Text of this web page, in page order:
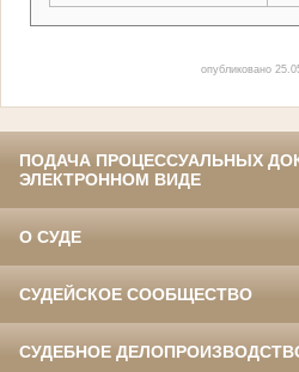
опубликовано
ПОДАЧА ПРОЦЕССУАЛЬНЫХ
ЭЛЕКТРОННОМ ВИДЕ
О СУДЕ
СУДЕЙСКОЕ СООБЩЕСТВО
СУДЕБНОЕ